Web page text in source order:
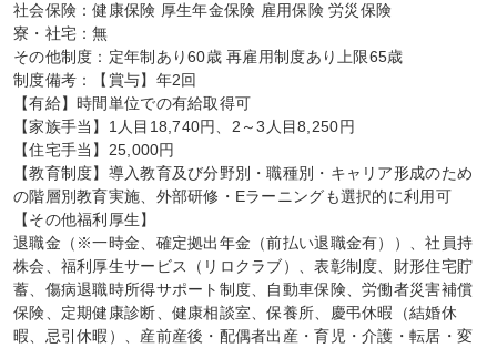
社会保険：健康保険 厚生年金保険 雇用保険 労災保険
寮・社宅：無
その他制度：定年制あり60歳 再雇用制度あり上限65歳
制度備考：【賞与】年2回
【有給】時間単位での有給取得可
【家族手当】1人目18,740円、2～3人目8,250円
【住宅手当】25,000円
【教育制度】導入教育及び分野別・職種別・キャリア形成のため
の階層別教育実施、外部研修・Eラーニングも選択的に利用可
【その他福利厚生】
退職金（※一時金、確定拠出年金（前払い退職金有））、社員持
株会、福利厚生サービス（リロクラブ）、表彰制度、財形住宅貯
蓄、傷病退職時所得サポート制度、自動車保険、労働者災害補償
保険、定期健康診断、健康相談室、保養所、慶弔休暇（結婚休
暇、忌引休暇）、産前産後・配偶者出産・育児・介護・転居・変